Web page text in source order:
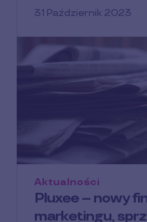
31 Październik 2023
Pluxee – nowy
marketingu,
Aktualności